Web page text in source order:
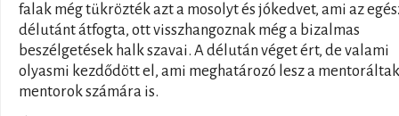
falak még tükrözték azt a mosolyt és jókedvet, ami az
délutánt átfogta, ott visszhangoznak még a bizalmas
beszélgetések halk szavai. A délután véget ért, de valami
olyasmi kezdődött el, ami meghatározó lesz a
mentorok számára is.